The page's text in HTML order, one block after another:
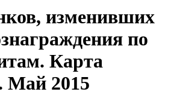
изменивших
по
Карта
Май 2015